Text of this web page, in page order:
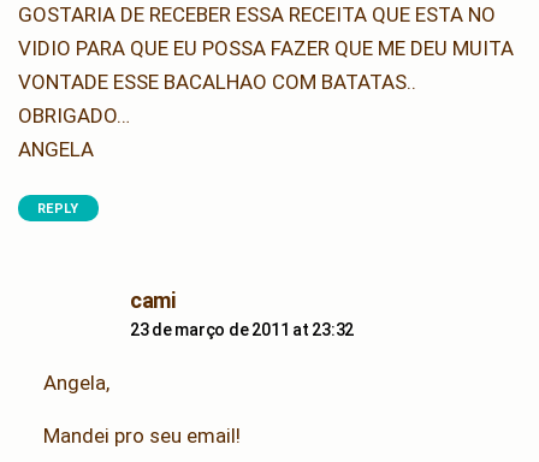
GOSTARIA DE RECEBER ESSA RECEITA QUE ESTA NO
VIDIO PARA QUE EU POSSA FAZER QUE ME DEU MUITA
VONTADE ESSE BACALHAO COM BATATAS..
OBRIGADO…
ANGELA
REPLY
camisays:
23 de março de 2011 at 23:32
Angela,
Mandei pro seu email!